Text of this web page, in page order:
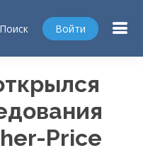
Поиск Войти
Price